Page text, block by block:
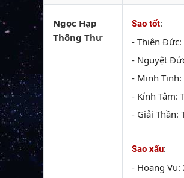
Ngọc Hạp
Thông Thư
Sao tốt:
- Thiên Đức:
- Nguyệt
- Minh Tinh:
- Kính Tâm:
- Giải Thần:
Sao xấu:
- Hoang Vu: